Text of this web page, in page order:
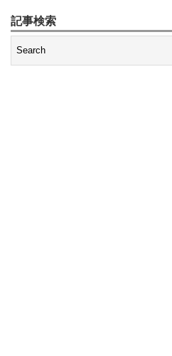
記事検索